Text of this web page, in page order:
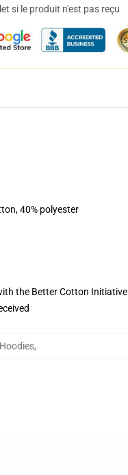
si le produit n'est pas reçu
40% polyester
the Better Cotton Initiative
,